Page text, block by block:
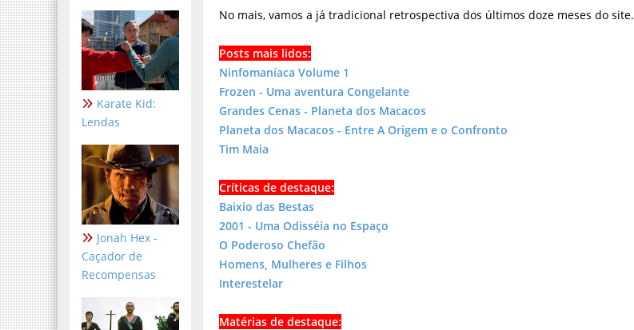
Karate Kid:
Lendas
Jonah Hex -
Caçador de
Recompensas
No mais, vamos a já tradicional retrospectiva dos últimos doze meses do site.
Posts mais lidos:
Ninfomaníaca Volume 1
Frozen - Uma aventura Congelante
Grandes Cenas - Planeta dos Macacos
Planeta dos Macacos - Entre A Origem e o Confronto
Tim Maia
Críticas de destaque:
Baixio das Bestas
2001 - Uma Odisséia no Espaço
O Poderoso Chefão
Homens, Mulheres e Filhos
Interestelar
Matérias de destaque: